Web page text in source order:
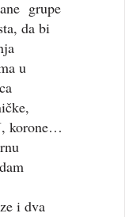
grupe
da bi
u
korone…
i dva